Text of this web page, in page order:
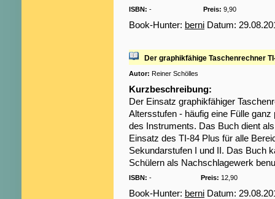
ISBN: - Preis: 9,90
Book-Hunter: berni Datum:
Der graphikfähige Taschenrechner
Autor: Reiner Schölles
Kurzbeschreibung:
Der Einsatz graphikfähiger
Altersstufen - häufig eine Fülle
des Instruments. Das Buch dient
Einsatz des TI-84 Plus für alle
Sekundarstufen I und II. Das Buch
Schülern als Nachschlagewerk
ISBN: - Preis: 12,90
Book-Hunter: berni Datum: